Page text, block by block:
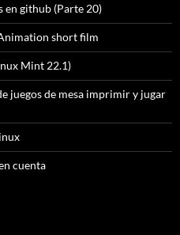
en github (Parte 20)
short film
Mint 22.1)
juegos de mesa imprimir y jugar
cuenta